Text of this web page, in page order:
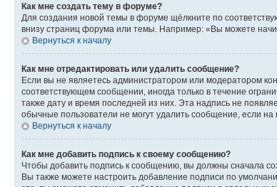
Как мне создать тему в форуме?
Для создания новой темы в форуме щёлкните по
внизу страниц форума или темы. Например: «Вы можете
Вернуться к началу
Как мне отредактировать или удалить сообщение?
Если вы не являетесь администратором или модератором
соответствующем сообщении, иногда только в течение
также дату и время последней из них. Эта надпись не
обычные пользователи не могут удалить сообщение, если на
Вернуться к началу
Как мне добавить подпись к своему сообщению?
Чтобы добавить подпись к сообщению, вы должны сначала
Вы также можете настроить добавление подписи по